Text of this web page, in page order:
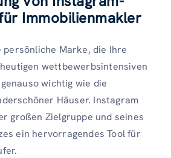
Immobilienmakler
persönliche Marke, die Ihre
wettbewerbsintensiven
wichtig wie die
Häuser. Instagram
großen Zielgruppe und seines
ein hervorragendes Tool für